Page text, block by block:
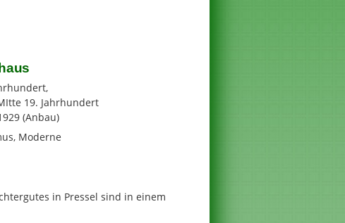
19. Jahrhundert
(Anbau)
Moderne
in Pressel sind in einem